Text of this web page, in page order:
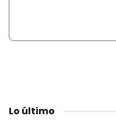
Lo último